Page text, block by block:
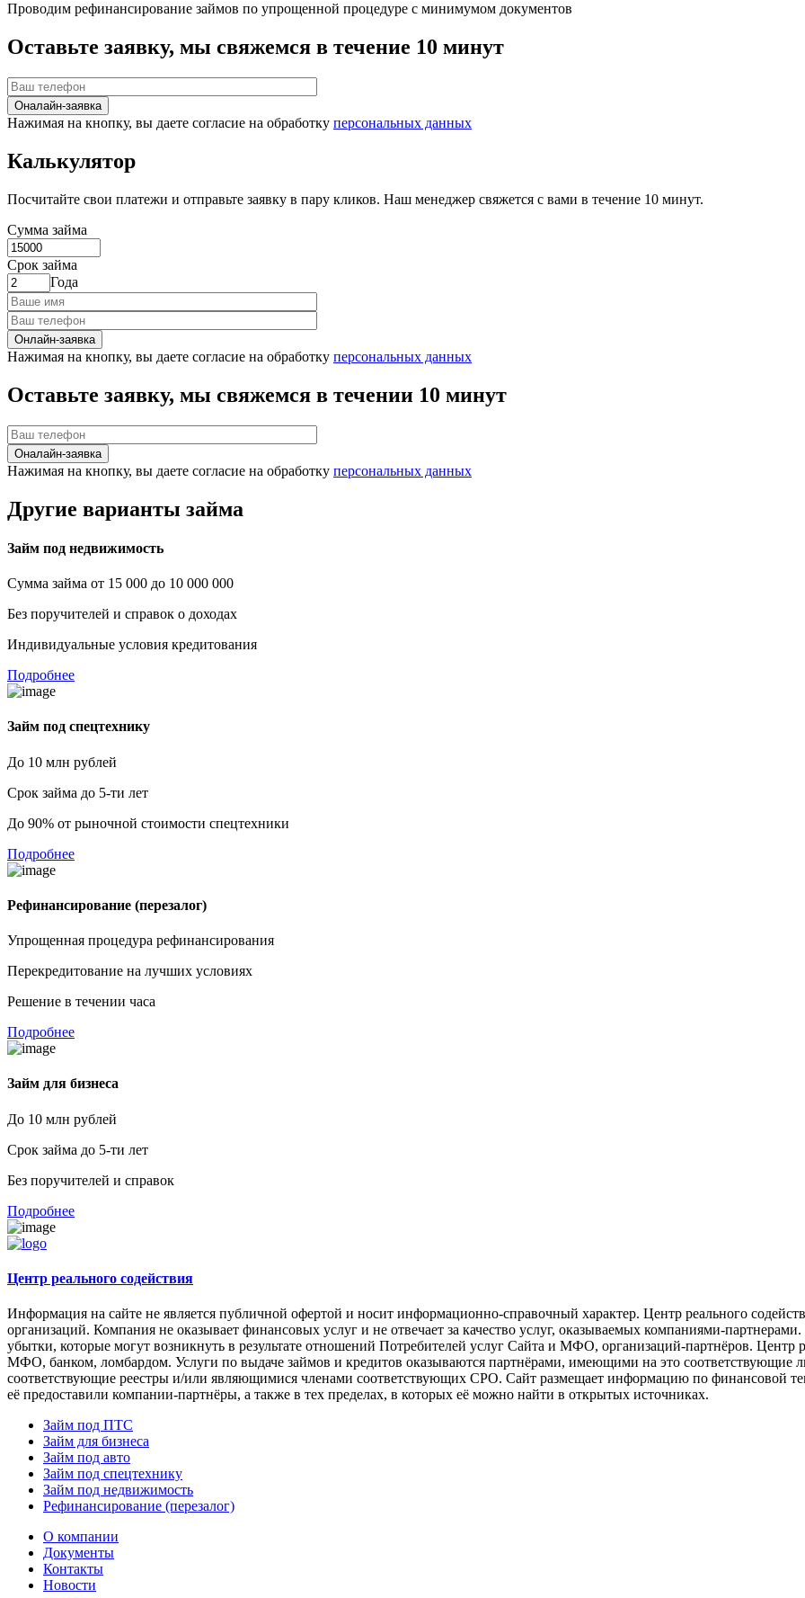
Проводим рефинансирование займов по упрощенной процедуре с минимумом документов
Оставьте заявку, мы свяжемся в течение 10 минут
Оналайн-заявка
Нажимая на кнопку, вы даете согласие на обработку персональных данных
Калькулятор
Посчитайте свои платежи и отправьте заявку в пару кликов. Наш менеджер свяжется с вами в течение 10 минут.
Сумма займа
Срок займа
Года
Онлайн-заявка
Нажимая на кнопку, вы даете согласие на обработку персональных данных
Оставьте заявку, мы свяжемся в течении 10 минут
Оналайн-заявка
Нажимая на кнопку, вы даете согласие на обработку персональных данных
Другие варианты займа
Займ под недвижимость
Сумма займа от 15 000 до 10 000 000
Без поручителей и справок о доходах
Индивидуальные условия кредитования
Подробнее
Займ под спецтехнику
До 10 млн рублей
Срок займа до 5-ти лет
До 90% от рыночной стоимости спецтехники
Подробнее
Рефинансирование (перезалог)
Упрощенная процедура рефинансирования
Перекредитование на лучших условиях
Решение в течении часа
Подробнее
Займ для бизнеса
До 10 млн рублей
Срок займа до 5-ти лет
Без поручителей и справок
Подробнее
Центр реального содействия
Информация на сайте не является публичной офертой и носит информационно-справочный характер. Центр реального
организаций. Компания не оказывает финансовых услуг и не отвечает за качество услуг, оказываемых компаниями-партнерами.
убытки, которые могут возникнуть в результате отношений Потребителей услуг Сайта и МФО, организаций-партнёров. Центр
МФО, банком, ломбардом. Услуги по выдаче займов и кредитов оказываются партнёрами, имеющими на это соответствующие
соответствующие реестры и/или являющимися членами соответствующих СРО. Сайт размещает информацию по финансовой
её предоставили компании-партнёры, а также в тех пределах, в которых её можно найти в открытых источниках.
Займ под ПТС
Займ для бизнеса
Займ под авто
Займ под спецтехнику
Займ под недвижимость
Рефинансирование (перезалог)
О компании
Документы
Контакты
Новости